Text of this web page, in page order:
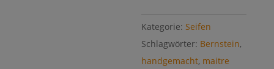
Kategorie: Seifen
Schlagwörter: Bernstein,
handgemacht, maitre